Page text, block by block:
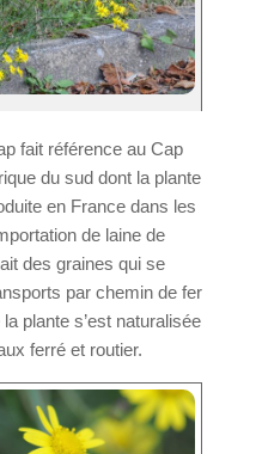
fait référence au Cap
du sud dont la plante
en France dans les
de laine de
des graines qui se
par chemin de fer
plante s’est naturalisée
ferré et routier.